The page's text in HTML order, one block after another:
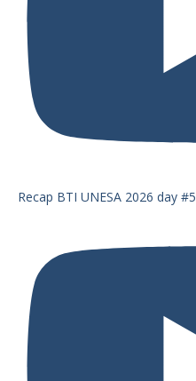
Recap BTI UNESA 2026 day #5